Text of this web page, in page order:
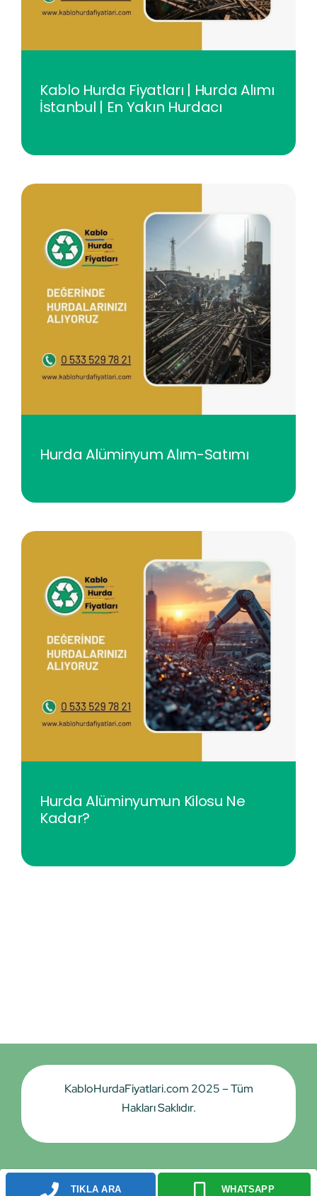
Kablo Hurda Fiyatları | Hurda Alımı
İstanbul | En Yakın Hurdacı
Hurda Alüminyum Alım-Satımı
Hurda Alüminyumun Kilosu Ne
Kadar?
KabloHurdaFiyatlari.com 2025 – Tüm
Hakları Saklıdır.
TIKLA ARA WHATSAPP